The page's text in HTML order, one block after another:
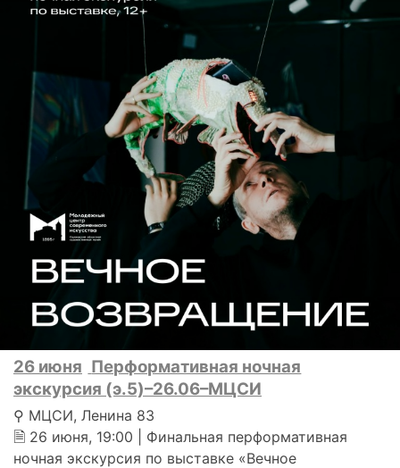
26 июня Перформативная ночная
экскурсия (э.5)–26.06–МЦСИ
⚲ МЦСИ, Ленина 83
🗎 26 июня, 19:00 | Финальная перформативная
ночная экскурсия по выставке «Вечное